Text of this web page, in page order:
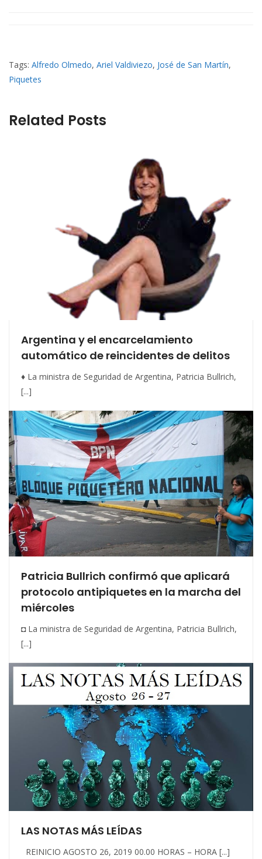
Tags: Alfredo Olmedo, Ariel Valdiviezo, José de San Martín,
Piquetes
Related Posts
Argentina y el encarcelamiento
automático de reincidentes de delitos
♦ La ministra de Seguridad de Argentina, Patricia Bullrich,
[...]
Patricia Bullrich confirmó que aplicará
protocolo antipiquetes en la marcha del
miércoles
◘ La ministra de Seguridad de Argentina, Patricia Bullrich,
[...]
LAS NOTAS MÁS LEÍDAS
REINICIO AGOSTO 26, 2019 00.00 HORAS – HORA [...]